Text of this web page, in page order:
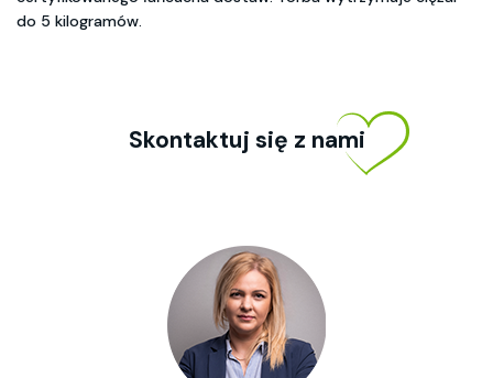
do 5 kilogramów.
Skontaktuj się z nami